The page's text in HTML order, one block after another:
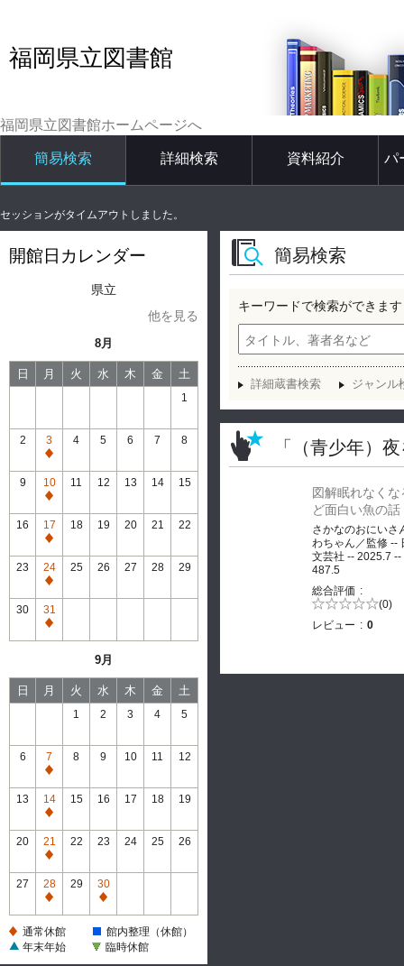
福岡県立図書館
福岡県立図書館ホームページへ
簡易検索 詳細検索 資料紹介 パ
セッションがタイムアウトしました。
開館日カレンダー
県立
他を見る
8月
日 月 火 水 木 金 土
1
2
3
通
常
休
館
4 5 6 7 8
9
10
通
常
休
館
11 12 13 14 15
16
17
通
常
休
館
18 19 20 21 22
23
24
通
常
休
館
25 26 27 28 29
30
31
通
館
9月
日 月 火 水 木 金 土
1 2 3 4 5
6
7
通
常
休
館
8 9 10 11 12
13
14
通
常
休
館
15 16 17 18 19
20
21
通
常
休
館
22 23 24 25 26
27
28
通
休
29
30
通
休
通常休館
館内整理（休館）
年末年始
臨時休館
簡易検索
キーワードで検索ができます
詳細蔵書検索 ジャンル
「（青少年）
図解眠れなくな
ど面白い魚の話
さかなのおにいさ
わちゃん／監修 --
文芸社 -- 2025.7 --
487.5
総合評価
5段階評価の (0)
レビュー
0